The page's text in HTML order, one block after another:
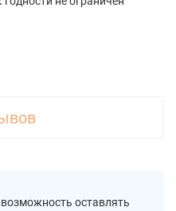
оставлять